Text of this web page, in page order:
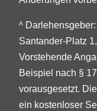
A
Santander-Platz
Vorstehende
Beispiel nach §
vorausgesetzt.
ein kostenloser